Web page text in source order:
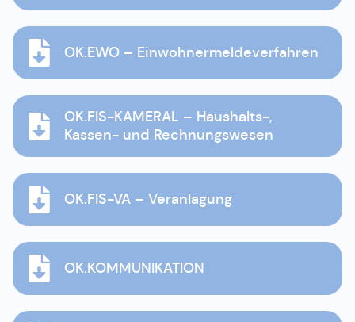
OK.EWO – Einwohnermeldeverfahren
OK.FIS-KAMERAL – Haushalts-,
Kassen- und Rechnungswesen
OK.FIS-VA – Veranlagung
OK.KOMMUNIKATION